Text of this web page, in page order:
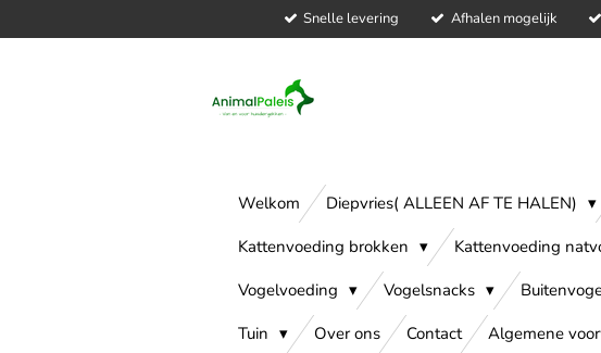
Snelle levering Afhalen mogelijk
Welkom Diepvries( ALLEEN AF TE HALEN)
Kattenvoeding brokken
Kattenvoeding
Vogelvoeding
Vogelsnacks
Tuin
Over ons Contact Algemene